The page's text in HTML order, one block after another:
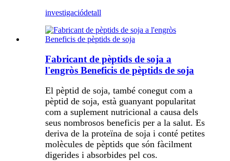
investigaciódetall
Fabricant de pèptids de soja a
l'engròs Beneficis de pèptids de soja
El pèptid de soja, també conegut com a
pèptid de soja, està guanyant popularitat
com a suplement nutricional a causa dels
seus nombrosos beneficis per a la salut. Es
deriva de la proteïna de soja i conté petites
molècules de pèptids que són fàcilment
digerides i absorbides pel cos.